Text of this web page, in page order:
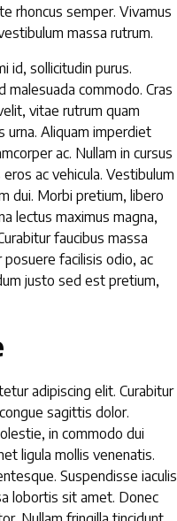
rhoncus semper. Vivamus
massa rutrum.
id, sollicitudin purus.
commodo. Cras
vitae rutrum quam
urna. Aliquam imperdiet
ac. Nullam in cursus
ac vehicula. Vestibulum
dui. Morbi pretium, libero
lectus maximus magna,
faucibus massa
facilisis odio, ac
justo sed est pretium,
adipiscing elit. Curabitur
sagittis dolor.
in commodo dui
ligula mollis venenatis.
Suspendisse iaculis
lobortis sit amet. Donec